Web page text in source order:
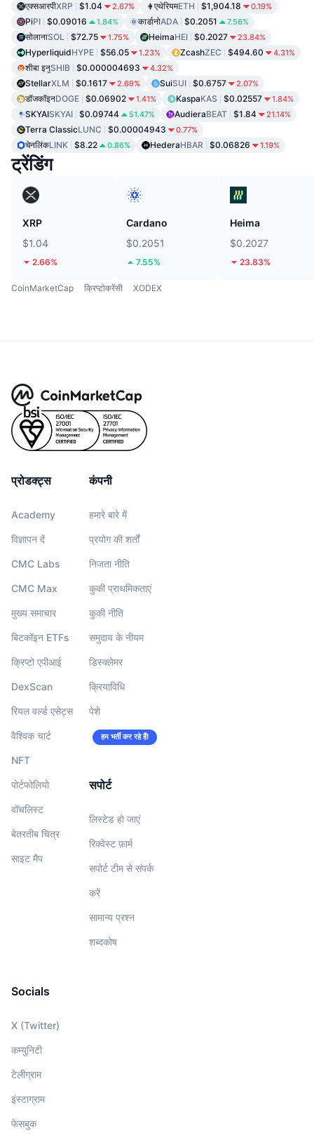
एक्सआरपीXRP $1.04 2.67% एथेरियमETH $1,904.18 0.19%
PiPI $0.09016 1.84% कार्डानोADA $0.2051 7.56%
सोलानाSOL $72.75 1.75% HeimaHEI $0.2027 23.84%
HyperliquidHYPE $56.05 1.23% ZcashZEC $494.60 4.31%
शीबा इनुSHIB $0.000004693 4.32%
StellarXLM $0.1617 2.69% SuiSUI $0.6757 2.07%
डॉजकॉइनDOGE $0.06902 1.41% KaspaKAS $0.02557 1.84%
SKYAISKYAI $0.09744 51.47% AudieraBEAT $1.84 21.14%
Terra ClassicLUNC $0.00004943 0.77%
चेनलिंकLINK $8.22 0.86% HederaHBAR $0.06826 1.19%
ट्रेंडिंग
XRP
$1.04
2.66%
Cardano
$0.2051
7.55%
Heima
$0.2027
23.83%
CoinMarketCap क्रिप्टोकरेंसी XODEX
प्रोडक्ट्स
Academy
विज्ञापन दें
CMC Labs
CMC Max
मुख्य समाचार
बिटकॉइन ETFs
क्रिप्टो एपीआई
DexScan
रियल वर्ल्ड एसेट्स
वैश्विक चार्ट
NFT
पोर्टफोलियो
वॉचलिस्‍ट
बेतरतीब चित्र
साइट मैप
कंपनी
हमारे बारे में
प्रयोग की शर्तों
निजता नीति
कुकी प्राथमिकताएं
कुकी नीति
समुदाय के नीयम
डिस्क्लेमर
क्रियाविधि
पेशे
हम भर्ती कर रहे हैं!
सपोर्ट
लिस्टेड हो जाएं
रिक्वेस्ट फ़ार्म
सपोर्ट टीम से संपर्क
करें
सामान्य प्रश्न
शब्दकोष
Socials
X (Twitter)
कम्युनिटी
टेलीग्राम
इंस्टाग्राम
फेसबुक